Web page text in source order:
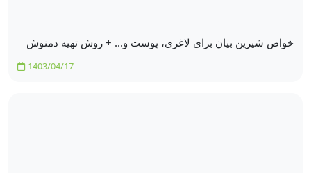
خواص شیرین بیان برای لاغری، پوست و… + روش تهیه دمنوش
1403/04/17